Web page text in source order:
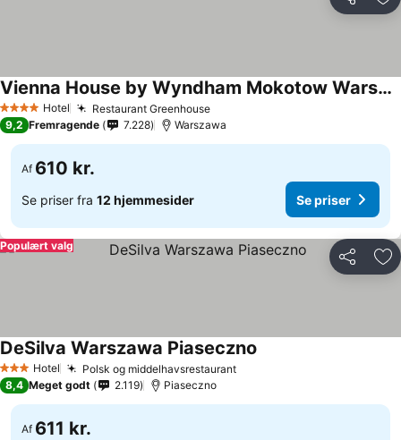
Del
4 StjernerHotel Restaurant GreenhouseSe priser
Vienna House by Wyndham Mokotow Warsaw
Se priser
9,2 Fremragende 7.228 Warszawa
Af 610 kr.
Se priser fra 12 hjemmesider Se priser
Del
Populært valg
3 StjernerHotel Polsk og middelhavsrestaurantSe priser
DeSilva Warszawa Piaseczno
8,4 Meget godt 2.119 Piaseczno
Af 611 kr.